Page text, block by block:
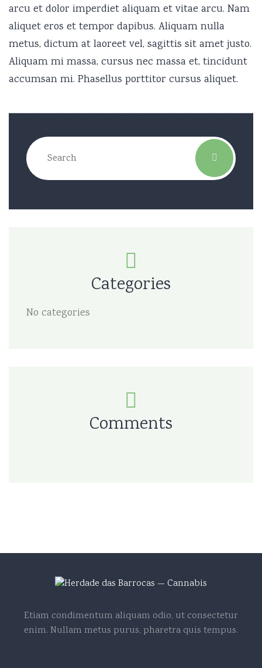
arcu et dolor imperdiet aliquam et vitae arcu. Nam
aliquet eros et tempor dapibus. Aliquam nulla
metus, dictum at laoreet vel, sagittis sit amet justo.
Aliquam mi massa, cursus nec massa et, tincidunt
accumsan mi. Phasellus porttitor cursus aliquet.
Categories
No categories
Comments
Etiam condimentum aliquam odio, ut consectetur
enim. Nullam metus purus, pharetra quis tempus.